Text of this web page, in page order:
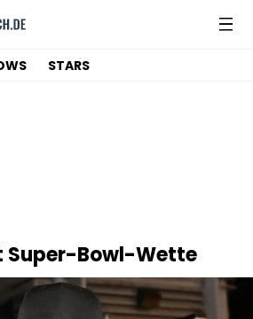
STARS
Super-Bowl-Wette